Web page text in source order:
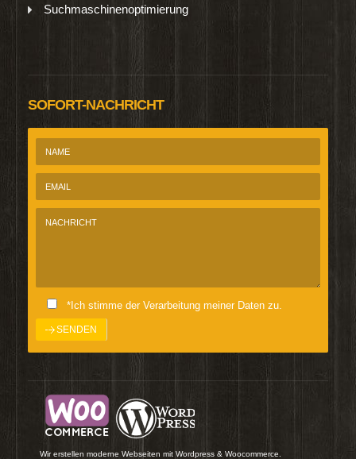
Suchmaschinenoptimierung
SOFORT-NACHRICHT
*Ich stimme der Verarbeitung meiner Daten zu.
Wir erstellen moderne Webseiten mit Wordpress & Woocommerce.